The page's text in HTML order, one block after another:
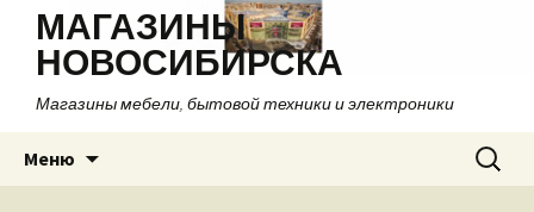
МАГАЗИНЫ
НОВОСИБИРСКА
Магазины мебели, бытовой техники и электроники
Меню
содержимому
Найти: